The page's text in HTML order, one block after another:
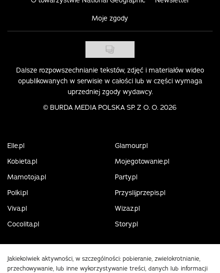
Moje zgody
Dalsze rozpowszechnianie tekstów, zdjęć i materiałów wideo
opublikowanych w serwisie w całości lub w części wymaga
uprzedniej zgody wydawcy.
© BURDA MEDIA POLSKA SP. Z O. O. 2026
Elle.pl
Glamour.pl
Kobieta.pl
Mojegotowanie.pl
Mamotoja.pl
Party.pl
Polki.pl
Przyslijprzepis.pl
Viva.pl
Wizaz.pl
Cocolita.pl
Story.pl
Jakiekolwiek aktywności, w szczególności: pobieranie, zwielokrotnianie,
przechowywanie, lub inne wykorzystywanie treści, danych lub informacji